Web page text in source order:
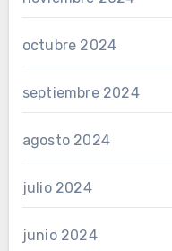
octubre 2024
septiembre 2024
agosto 2024
julio 2024
junio 2024